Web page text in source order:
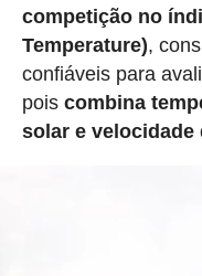
competição no
Temperature),
confiáveis para
pois combina
solar e velocidade